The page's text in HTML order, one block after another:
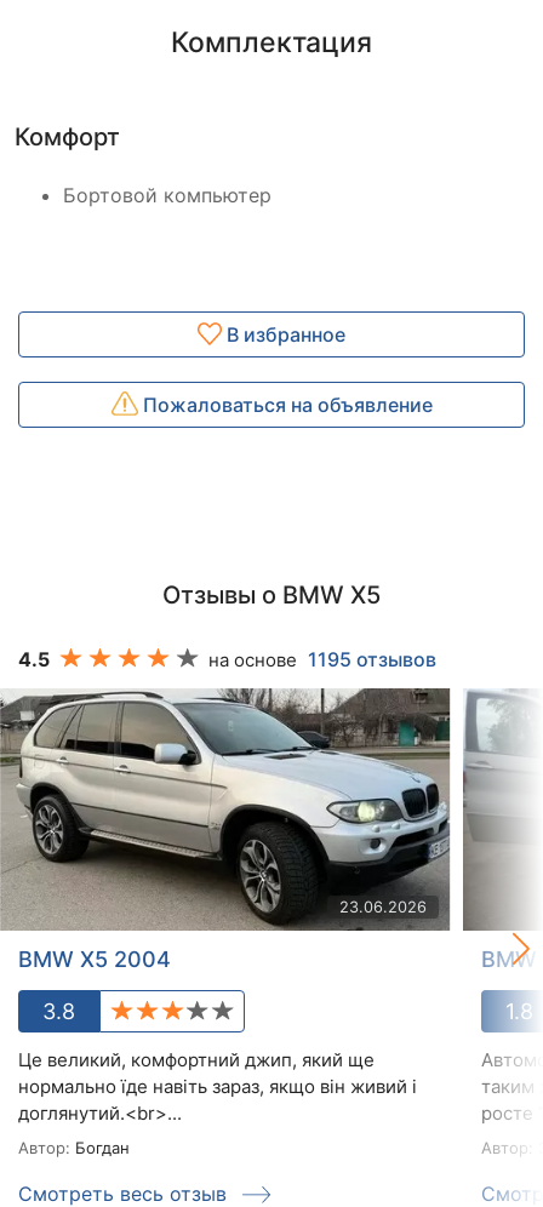
Комплектация
Комфорт
Бортовой компьютер
В избранное
Пожаловаться на объявление
Отзывы о BMW X5
4.5 на основе 1195 отзывов
23.06.2026
BMW X5 2004
3.8
Це великий, комфортний джип, який ще
нормально їде навіть зараз, якщо він живий і
доглянутий.<br>...
Автор: Богдан
Смотреть весь отзыв
1.8
таким
росте
Автор: